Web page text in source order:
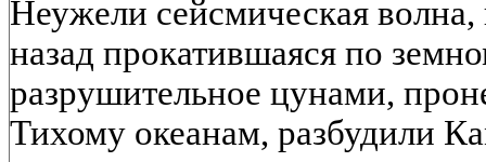
Неужели сейсмическая волна,
назад прокатившаяся по
разрушительное цунами,
Тихому океанам, разбудили